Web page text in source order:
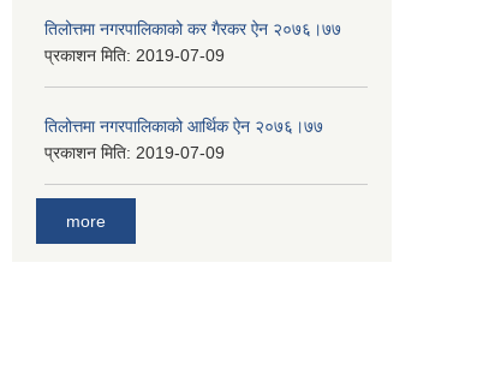
तिलोत्तमा नगरपालिकाको कर गैरकर ऐन २०७६।७७
प्रकाशन मिति: 2019-07-09
तिलोत्तमा नगरपालिकाको आर्थिक ऐन २०७६।७७
प्रकाशन मिति: 2019-07-09
more